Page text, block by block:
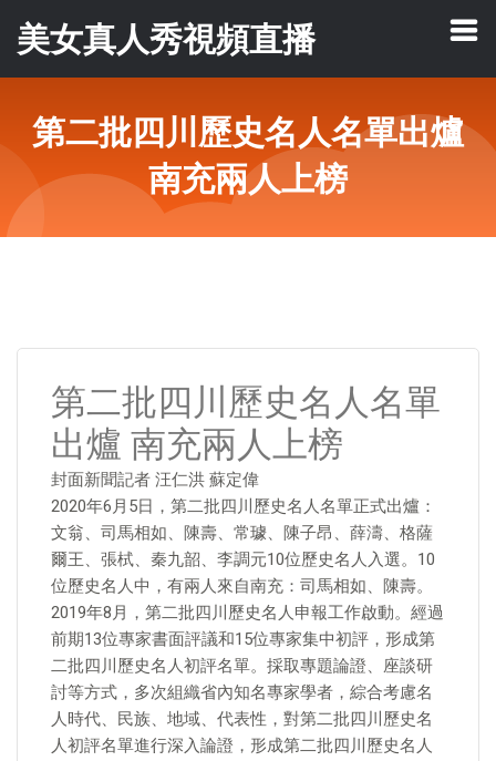
美女真人秀視頻直播
第二批四川歷史名人名單出爐
南充兩人上榜
第二批四川歷史名人名單
出爐 南充兩人上榜
封面新聞記者 汪仁洪 蘇定偉
2020年6月5日，第二批四川歷史名人名單正式出爐：
文翁、司馬相如、陳壽、常璩、陳子昂、薛濤、格薩
爾王、張栻、秦九韶、李調元10位歷史名人入選。10
位歷史名人中，有兩人來自南充：司馬相如、陳壽。
2019年8月，第二批四川歷史名人申報工作啟動。經過
前期13位專家書面評議和15位專家集中初評，形成第
二批四川歷史名人初評名單。採取專題論證、座談研
討等方式，多次組織省內知名專家學者，綜合考慮名
人時代、民族、地域、代表性，對第二批四川歷史名
人初評名單進行深入論證，形成第二批四川歷史名人